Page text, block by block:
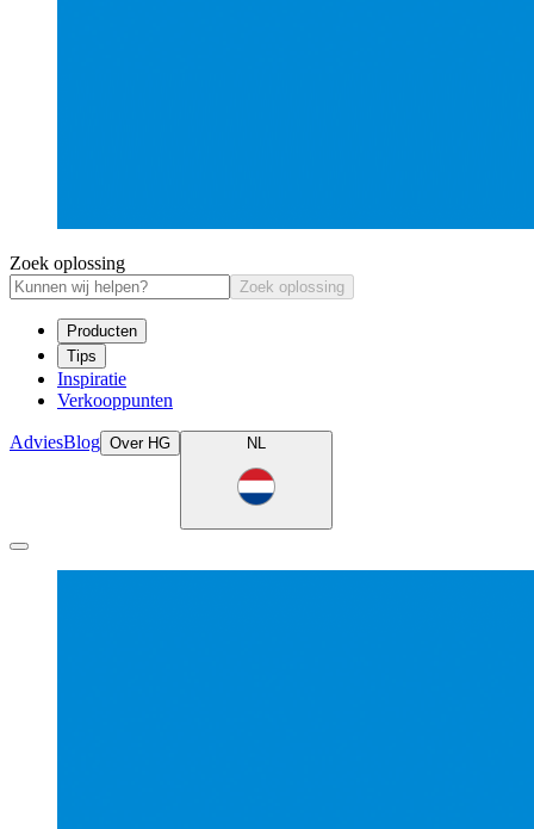
Zoek oplossing
Zoek oplossing
Producten
Tips
Inspiratie
Verkooppunten
AdviesBlog Over HG NL